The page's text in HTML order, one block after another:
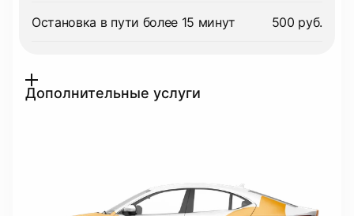
Остановка в пути более 15 минут 500 руб.
Дополнительные услуги